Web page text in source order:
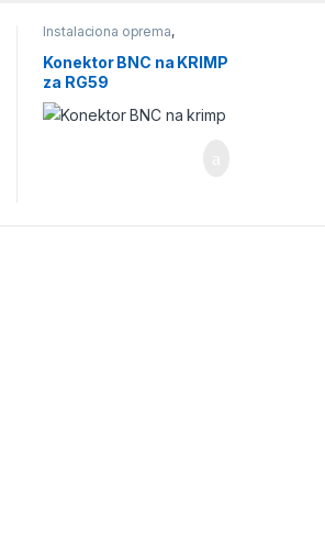
Instalaciona oprema,
instalaciona oprema za video
nadzor,Konektori ,Konektori
za video nadzor, Video
Nadzor
Konektor BNC na KRIMP
za RG59